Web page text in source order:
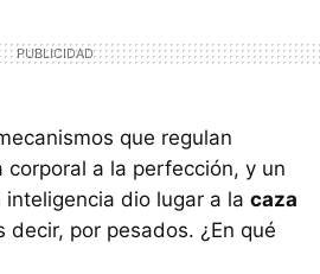
que regulan
corporal a la perfección, y un
dio lugar a la caza
decir, por pesados. ¿En qué